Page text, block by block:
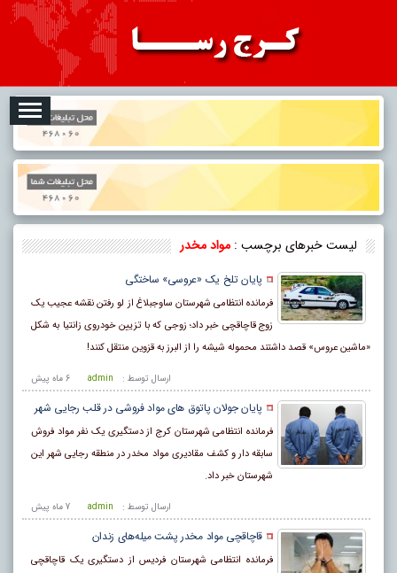
تبلیغات درباره ما ارتباط با ما
لیست خبرهای برچسب : مواد مخدر
پایان تلخ یک «عروسی» ساختگی
فرمانده انتظامی شهرستان ساوجبلاغ از لو رفتن نقشه عجیب یک
زوج قاچاقچی خبر داد؛ زوجی که با تزیین خودروی زانتیا به شکل
«ماشین عروس» قصد داشتند محموله شیشه را از البرز به قزوین منتقل کنند!
6 ماه پيش ارسال توسط : admin
پایان جولان پاتوق های مواد فروشی در قلب رجایی شهر
فرمانده انتظامی شهرستان کرج از دستگیری یک نفر مواد فروش
سابقه دار و کشف مقادیری مواد مخدر در منطقه رجایی شهر این
شهرستان خبر داد.‌
7 ماه پيش ارسال توسط : admin
قاچاقچی مواد مخدر پشت میله‌های زندان
فرمانده انتظامی شهرستان فردیس از دستگیری یک قاچاقچی